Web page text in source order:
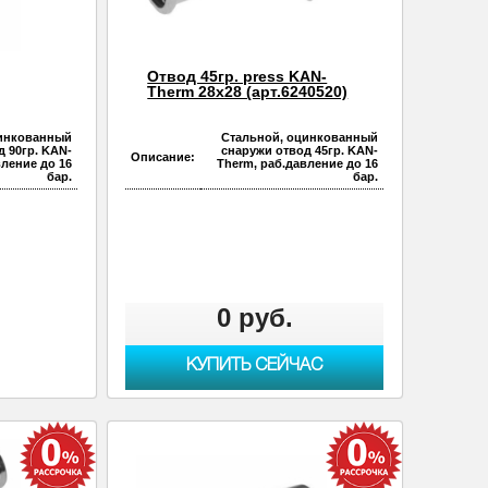
90гр. KAN-
до 16
бар.
Отвод 45гр. press KAN-
Therm 28х28 (арт.6240520)
Описание:
Стальной, оцинкованный
снаружи отвод 45гр. KAN-
Therm, раб.давление до 16
бар.
0 руб.
КУПИТЬ СЕЙЧАС